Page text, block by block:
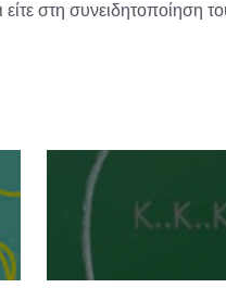
στη συνειδητοποίηση